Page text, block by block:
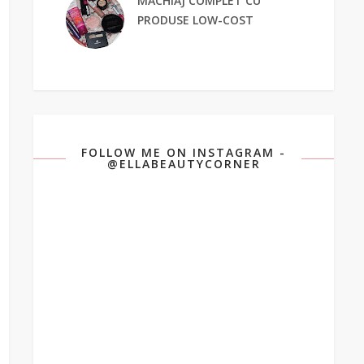
PRODUSE LOW-COST
FOLLOW ME ON INSTAGRAM -
@ELLABEAUTYCORNER